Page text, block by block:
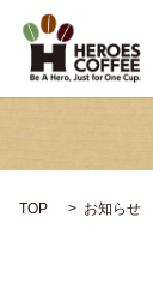
TOP お知らせ